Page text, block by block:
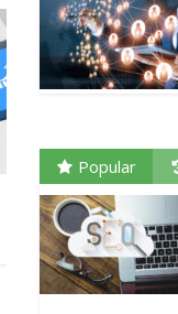
Taxi del Aljarafe
en las redes
sociales
Popular